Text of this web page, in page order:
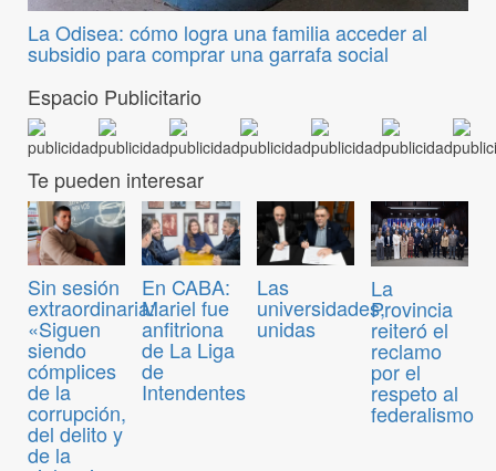
La Odisea: cómo logra una familia acceder al
subsidio para comprar una garrafa social
Espacio Publicitario
Te pueden interesar
Sin sesión
extraordinaria:
«Siguen
siendo
cómplices
de la
corrupción,
del delito y
de la
En CABA:
Mariel fue
anfitriona
de La Liga
de
Intendentes
Las
universidades,
unidas
La
Provincia
reiteró el
reclamo
por el
respeto al
federalismo